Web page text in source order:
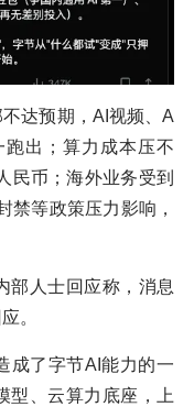
达预期，AI视频、A
出；算力成本压不
民币；海外业务受到
禁等政策压力影响，
部人士回应称，消息
。
成了字节AI能力的一
型、云算力底座，上